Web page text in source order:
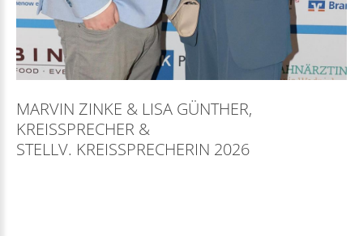
MARVIN ZINKE & LISA GÜNTHER,
KREISSPRECHER &
STELLV. KREISSPRECHERIN 2026